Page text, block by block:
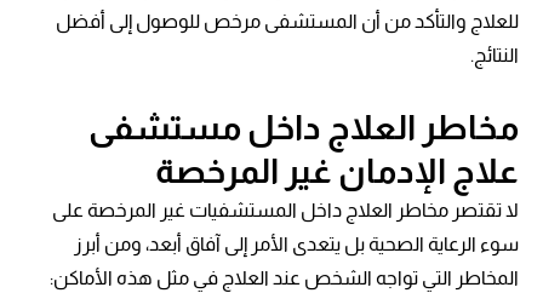
للعلاج والتأكد من أن المستشفى مرخص للوصول إلى أفضل
النتائج.
مخاطر العلاج داخل مستشفى
علاج الإدمان غير المرخصة
لا تقتصر مخاطر العلاج داخل المستشفيات غير المرخصة على
سوء الرعاية الصحية بل يتعدى الأمر إلى آفاق أبعد، ومن أبرز
المخاطر التي تواجه الشخص عند العلاج في مثل هذه الأماكن: